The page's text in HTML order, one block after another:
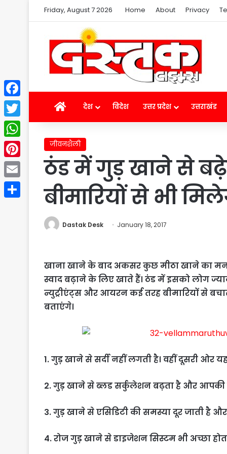
Friday, August 7 2026 Home About Privacy
Homeदेश विदेश उत्तर प्रदेश उत्तराखंड
जीवनशैली
ठंड में गुड़ खाने से
बीमारियों से भी
Dastak Desk January 18, 2017
खाना खाने के बाद अकसर कुछ मीठा खाने का मन
स्वाद बढ़ाने के लिए खाते हैं। ठंड में इसको लोग
न्युट्रीएंट्स और आयरन कई तरह बीमारियों से
बताएंगे।
1. गुड़ खाने से सर्दी नहीं लगती है। वहीं दूसरी
2. गुड़ खाने से ब्लड सर्कुलेशन बढ़ता है और आपकी
3. गुड़ खाने से एसिडिटी की समस्या दूर जाती है
4. रोज गुड़ खाने से डाइजेशन सिस्टम भी अच्छा
Facebook
Twitter
WhatsApp
Pinterest
Email